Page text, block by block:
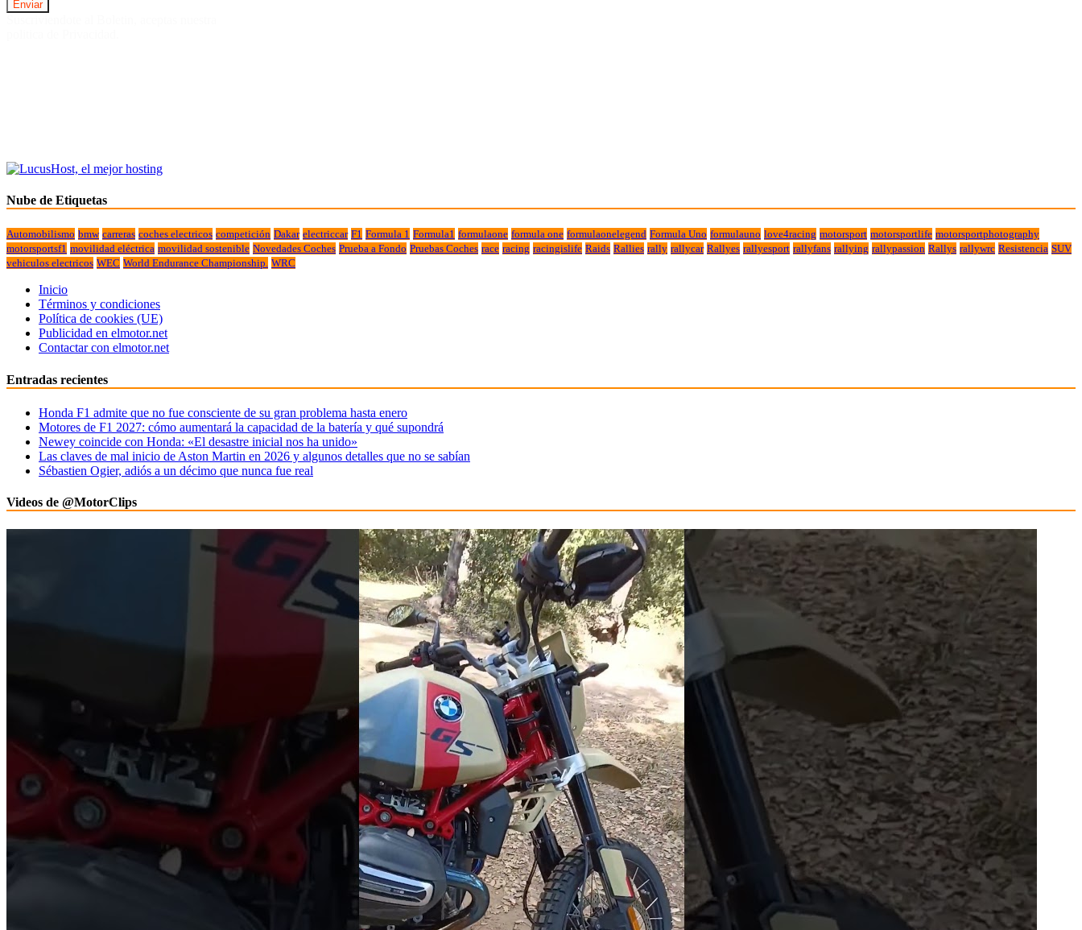
Nube de Etiquetas
Automobilismo bmw carreras coches electricos competición Dakar electriccar F1 Formula 1 Formula1 formulaone formula one formulaonelegend Formula Uno formulauno love4racing motorsport motorsportlife motorsportphotography
motorsportsf1 movilidad eléctrica movilidad sostenible Novedades Coches Prueba a Fondo Pruebas Coches race racing racingislife Raids Rallies rally rallycar Rallyes rallyesport rallyfans rallying rallypassion Rallys rallywrc Resistencia SUV
vehiculos electricos WEC World Endurance Championship. WRC
Inicio
Términos y condiciones
Política de cookies (UE)
Publicidad en elmotor.net
Contactar con elmotor.net
Entradas recientes
Honda F1 admite que no fue consciente de su gran problema hasta enero
Motores de F1 2027: cómo aumentará la capacidad de la batería y qué supondrá
Newey coincide con Honda: «El desastre inicial nos ha unido»
Las claves de mal inicio de Aston Martin en 2026 y algunos detalles que no se sabían
Sébastien Ogier, adiós a un décimo que nunca fue real
Videos de @MotorClips